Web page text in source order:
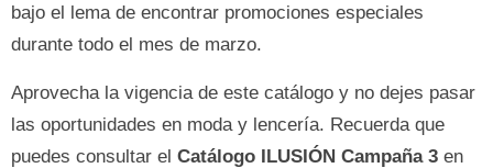
bajo el lema de encontrar promociones especiales
durante todo el mes de marzo.
Aprovecha la vigencia de este catálogo y no dejes pasar
las oportunidades en moda y lencería. Recuerda que
puedes consultar el Catálogo ILUSIÓN Campaña 3 en